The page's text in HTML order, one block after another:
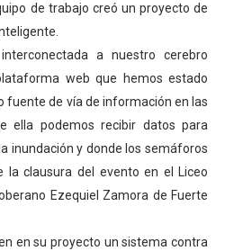
de trabajo creó un proyecto de
a nuestro cerebro
web que hemos estado
fuente de vía de información en las
ella podemos recibir datos para
inundación y donde los semáforos
la clausura del evento en el Liceo
Ezequiel Zamora de Fuerte
en su proyecto un sistema contra